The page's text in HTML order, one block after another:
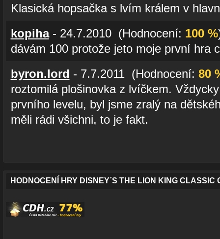
Klasická hopsačka s lvím králem v
kopiha- 24.7.2010 (Hodnocení: 100 %
dávám 100 protože jeto moje první hra
byron.lord - 7.7.2011 (Hodnocení: 80
roztomilá plošinovka z lvíčkem.
prvního levelu, byl jsme zralý na
měli rádi všichni, to je fakt.
HODNOCENÍ HRY DISNEY´S THE LION KING